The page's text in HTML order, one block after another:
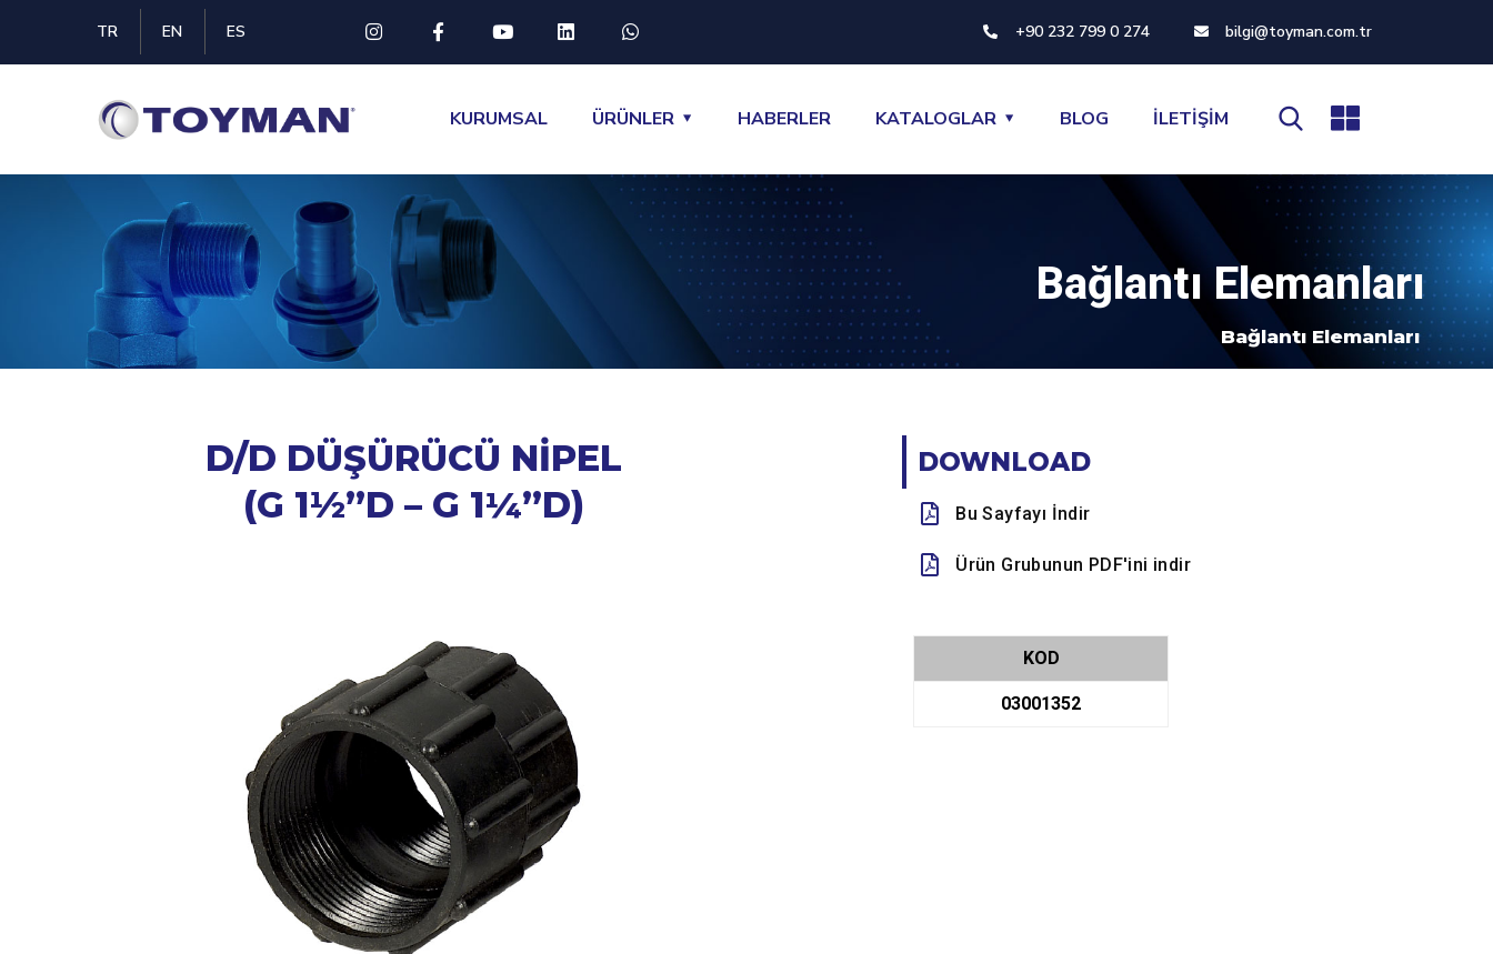
TR EN ES +90 232 799 0 274 bilgi@toyman.com.tr
KURUMSAL ÜRÜNLER HABERLER KATALOGLAR BLOG İLETİŞİM
Bağlantı Elemanları
Bağlantı Elemanları
D/D DÜŞÜRÜCÜ NİPEL
(G 1½”D – G 1¼”D)
DOWNLOAD
Bu Sayfayı İndir
Ürün Grubunun PDF'ini indir
KOD
03001352